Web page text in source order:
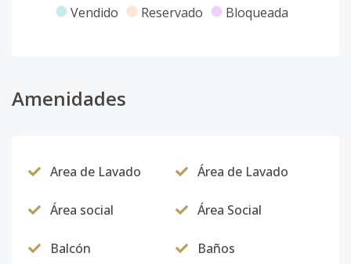
Vendido Reservado Bloqueada
Amenidades
Area de Lavado Área de Lavado
Área social Área Social
Balcón Baños